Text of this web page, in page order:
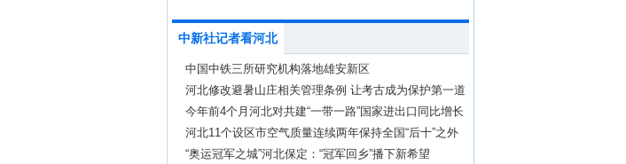
中新社记者看河北
中国中铁三所研究机构落地雄安新区
河北修改避暑山庄相关管理条例 让考古成为保护第一道
防线
今年前4个月河北对共建“一带一路”国家进出口同比增长
10.8%
河北11个设区市空气质量连续两年保持全国“后十”之外
“奥运冠军之城”河北保定：“冠军回乡”播下新希望